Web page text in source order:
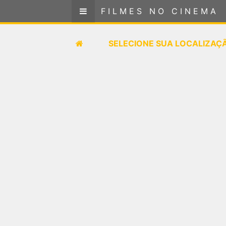
FILMES NO CINEMA
SELECIONE SUA
FILMES NO CINEMA
SELECIONE SUA LOCALIZAÇÃO